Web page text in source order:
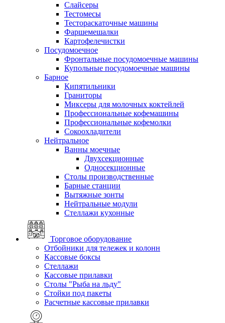
Слайсеры
Тестомесы
Тестораскаточные машины
Фаршемешалки
Картофелечистки
Посудомоечное
Фронтальные посудомоечные машины
Купольные посудомоечные машины
Барное
Кипятильники
Граниторы
Миксеры для молочных коктейлей
Профессиональные кофемашины
Профессиональные кофемолки
Сокоохладители
Нейтральное
Ванны моечные
Двухсекционные
Односекционные
Столы производственные
Барные станции
Вытяжные зонты
Нейтральные модули
Стеллажи кухонные
Торговое оборудование
Отбойники для тележек и колонн
Кассовые боксы
Стеллажи
Кассовые прилавки
Столы "Рыба на льду"
Стойки под пакеты
Расчетные кассовые прилавки